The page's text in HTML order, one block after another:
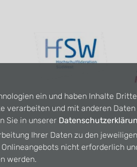
ein und haben Inhalte
verarbeiten und mit anderen
Sie in unserer
Ihrer Daten zu den
nicht erforderlich
werden.